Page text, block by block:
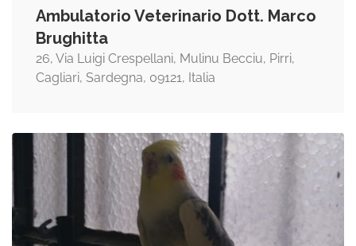
Ambulatorio Veterinario Dott. Marco
Brughitta
26, Via Luigi Crespellani, Mulinu Becciu, Pirri,
Cagliari, Sardegna, 09121, Italia